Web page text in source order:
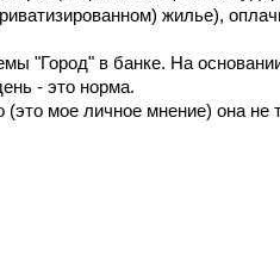
жилье),
"Город" в банке. На
- это норма.
мое личное мнение) она не